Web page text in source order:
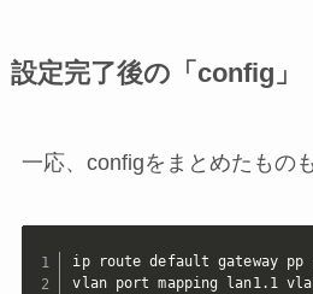
設定完了後の「config」
一応、configをまとめたもの
ip route default gateway pp
vlan port mapping lan1.1